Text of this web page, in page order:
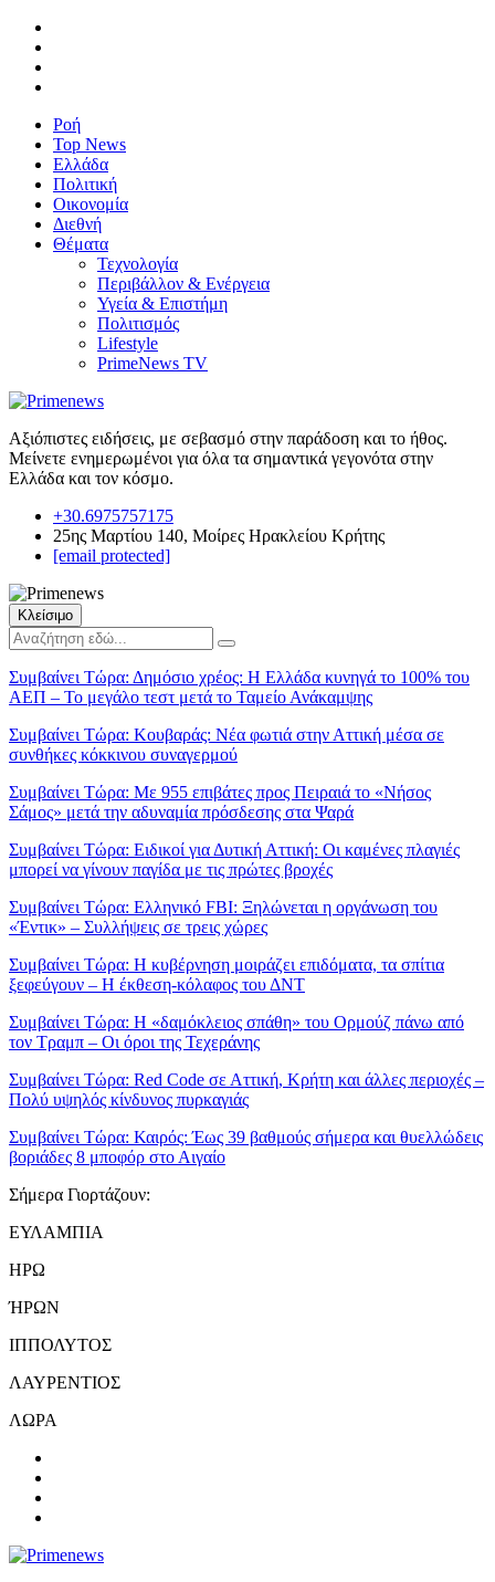
Ροή
Top News
Ελλάδα
Πολιτική
Οικονομία
Διεθνή
Θέματα
Τεχνολογία
Περιβάλλον & Ενέργεια
Υγεία & Επιστήμη
Πολιτισμός
Lifestyle
PrimeNews TV
Αξιόπιστες ειδήσεις, με σεβασμό στην παράδοση και το ήθος.
Μείνετε ενημερωμένοι για όλα τα σημαντικά γεγονότα στην
Ελλάδα και τον κόσμο.
+30.6975757175
25ης Μαρτίου 140, Μοίρες Ηρακλείου Κρήτης
[email protected]
Κλείσιμο
Συμβαίνει Τώρα: Δημόσιο χρέος: Η Ελλάδα κυνηγά το 100% του
ΑΕΠ – Το μεγάλο τεστ μετά το Ταμείο Ανάκαμψης
Συμβαίνει Τώρα: Κουβαράς: Νέα φωτιά στην Αττική μέσα σε
συνθήκες κόκκινου συναγερμού
Συμβαίνει Τώρα: Με 955 επιβάτες προς Πειραιά το «Νήσος
Σάμος» μετά την αδυναμία πρόσδεσης στα Ψαρά
Συμβαίνει Τώρα: Ειδικοί για Δυτική Αττική: Οι καμένες πλαγιές
μπορεί να γίνουν παγίδα με τις πρώτες βροχές
Συμβαίνει Τώρα: Ελληνικό FBI: Ξηλώνεται η οργάνωση του
«Έντικ» – Συλλήψεις σε τρεις χώρες
Συμβαίνει Τώρα: Η κυβέρνηση μοιράζει επιδόματα, τα σπίτια
ξεφεύγουν – Η έκθεση-κόλαφος του ΔΝΤ
Συμβαίνει Τώρα: Η «δαμόκλειος σπάθη» του Ορμούζ πάνω από
τον Τραμπ – Οι όροι της Τεχεράνης
Συμβαίνει Τώρα: Red Code σε Αττική, Κρήτη και άλλες περιοχές –
Πολύ υψηλός κίνδυνος πυρκαγιάς
Συμβαίνει Τώρα: Καιρός: Έως 39 βαθμούς σήμερα και θυελλώδεις
βοριάδες 8 μποφόρ στο Αιγαίο
Σήμερα Γιορτάζουν:
ΕΥΛΑΜΠΙΑ
ΗΡΩ
ΉΡΩΝ
ΙΠΠΟΛΥΤΟΣ
ΛΑΥΡΕΝΤΙΟΣ
ΛΩΡΑ